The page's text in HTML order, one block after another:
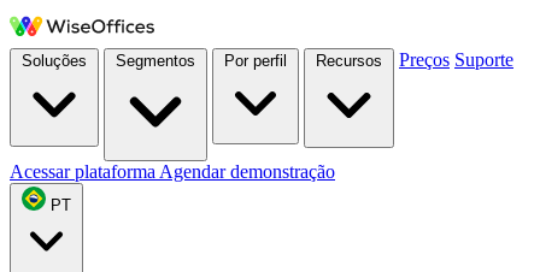
Soluções Segmentos Por perfil Recursos Preços Suporte
Acessar plataforma Agendar demonstração
PT